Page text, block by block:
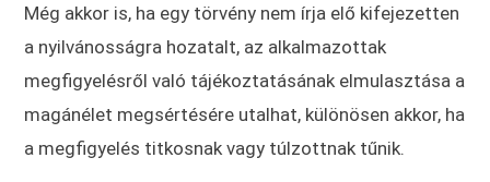
Még akkor is, ha egy törvény nem írja elő kifejezetten
a nyilvánosságra hozatalt, az alkalmazottak
megfigyelésről való tájékoztatásának elmulasztása a
magánélet megsértésére utalhat, különösen akkor, ha
a megfigyelés titkosnak vagy túlzottnak tűnik.